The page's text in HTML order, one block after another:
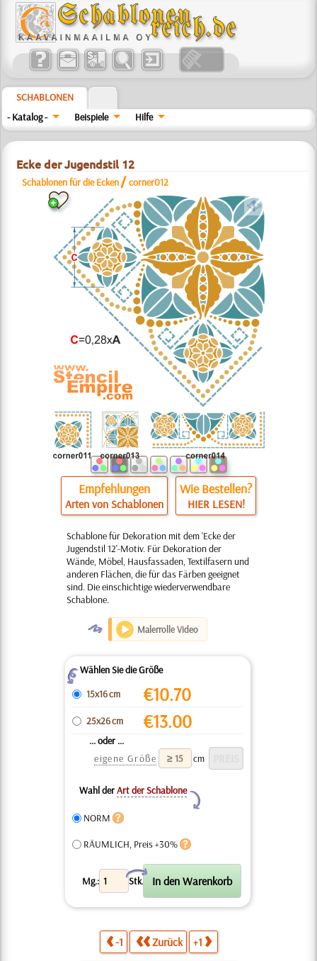
SCHABLONEN
- Katalog -
Beispiele Hilfe
Ecke der Jugendstil 12
Schablonen für die Ecken /corner012
a
Empfehlungen
Arten von Schablonen
Wie Bestellen?
HIER LESEN!
Schablone für Dekoration mit dem 'Ecke der
Jugendstil 12'-Motiv. Für Dekoration der
Wände, Möbel, Hausfassaden, Textilfasern und
anderen Flächen, die für das Färben geeignet
sind. Die einschichtige wiederverwendbare
Schablone.
O Malerrolle Video
ZWählen Sie die Größe
15x16 cm
€10.70
25x26 cm €13.00
... oder ...
eigene Größe
cm
Wahl derArt der Schablone
Y
NORM
RÄUMLICH, Preis +30%
Mg.: Stk.
X
-1 Zurück +1